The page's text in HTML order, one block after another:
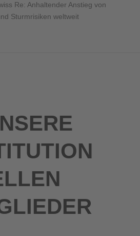
Re: Anhaltender Anstieg von
Sturmrisiken weltweit